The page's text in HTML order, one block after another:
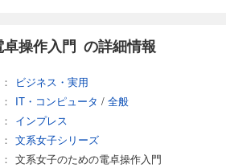
操作入門 の詳細情報
ビジネス・実用
IT・コンピュータ / 全般
インプレス
文系女子シリーズ
文系女子のための電卓操作入門